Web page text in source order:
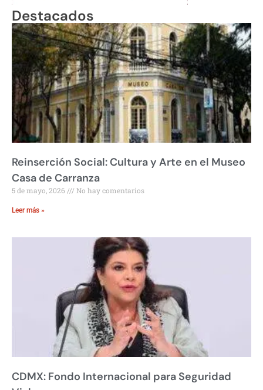
Destacados
Reinserción Social: Cultura y Arte en el Museo
Casa de Carranza
5 de mayo, 2026 No hay comentarios
Leer más »
CDMX: Fondo Internacional para Seguridad